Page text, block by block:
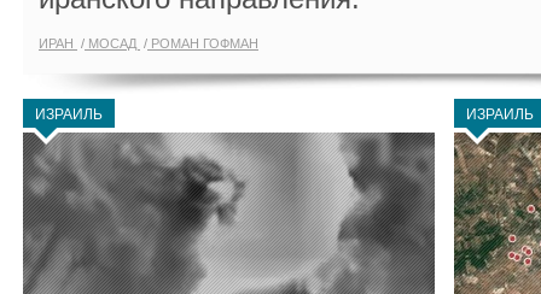
ИРАН МОСАД РОМАН ГОФМАН
ИЗРАИЛЬ ИЗРАИЛЬ